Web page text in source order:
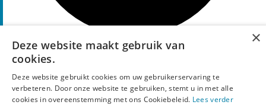
25%
Korting
kortingscode
×
Deze website maakt gebruik van
cookies.
Deze website gebruikt cookies om uw gebruikerservaring te
verbeteren. Door onze website te gebruiken, stemt u in met alle
cookies in overeenstemming met ons Cookiebeleid. Lees verder